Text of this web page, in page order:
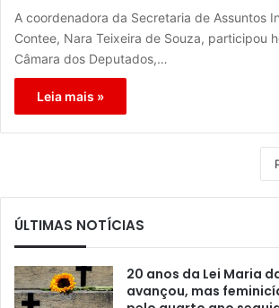
A coordenadora da Secretaria de Assuntos
Contee, Nara Teixeira de Souza, participou
Câmara dos Deputados,…
Leia mais »
ÚLTIMAS NOTÍCIAS
20 anos da Lei Maria
avançou, mas